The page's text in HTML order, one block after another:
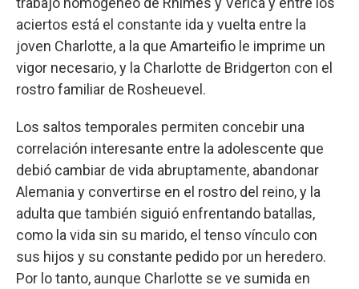
aciertos está el constante ida y vuelta entre la
joven Charlotte, a la que Amarteifio le imprime un
vigor necesario, y la Charlotte de Bridgerton con el
rostro familiar de Rosheuevel.
Los saltos temporales permiten concebir una
correlación interesante entre la adolescente que
debió cambiar de vida abruptamente, abandonar
Alemania y convertirse en el rostro del reino, y la
adulta que también siguió enfrentando batallas,
como la vida sin su marido, el tenso vínculo con
sus hijos y su constante pedido por un heredero.
Por lo tanto, aunque Charlotte se ve sumida en